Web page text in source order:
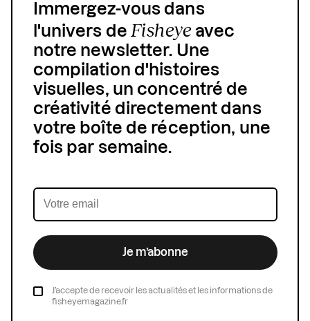
Immergez-vous dans
l'univers de Fisheyeavec
notre newsletter. Une
compilation d'histoires
visuelles, un concentré de
créativité directement dans
votre boîte de réception, une
fois par semaine.
Je m’abonne
J’accepte de recevoir les actualités et les informations de
fisheyemagazine.fr